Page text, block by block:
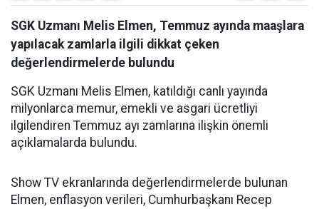
SGK Uzmanı Melis Elmen, Temmuz ayında maaşlara
yapılacak zamlarla ilgili dikkat çeken
değerlendirmelerde bulundu
SGK Uzmanı Melis Elmen, katıldığı canlı yayında
milyonlarca memur, emekli ve asgari ücretliyi
ilgilendiren Temmuz ayı zamlarına ilişkin önemli
açıklamalarda bulundu.
Show TV ekranlarında değerlendirmelerde bulunan
Elmen, enflasyon verileri, Cumhurbaşkanı Recep